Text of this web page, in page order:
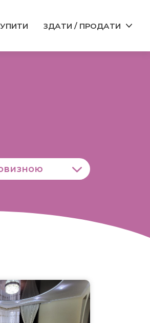
ЗДАТИ / ПРОДАТИ